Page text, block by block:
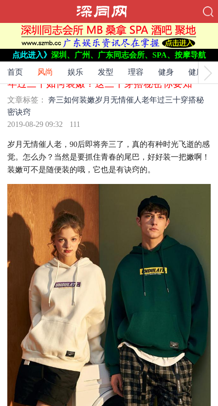
点此进入》 深圳、广州、广东同志会所、SPA、按摩导航
首页 风尚 娱乐 发型 理容 健身 健康
文章标签： 奔三如何装嫩 岁月无情催人老 年过三十穿搭秘
密诀窍
年过三十如何装嫩？这三个穿搭秘密你要知
文章标签： 奔三如何装嫩岁月无情催人老年过三十穿搭秘
密诀窍
2019-08-29 09:32
111
岁月无情催人老，90后即将奔三了，真的有种时光飞逝的感
觉。怎么办？当然是要抓住青春的尾巴，好好装一把嫩啊！
装嫩可不是随便装的哦，它也是有诀窍的。